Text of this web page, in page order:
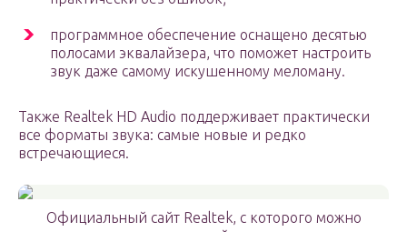
программное обеспечение оснащено десятью
полосами эквалайзера, что поможет настроить
звук даже самому искушенному меломану.
Также Realtek HD Audio поддерживает практически
все форматы звука: самые новые и редко
встречающиеся.
Официальный сайт Realtek, с которого можно